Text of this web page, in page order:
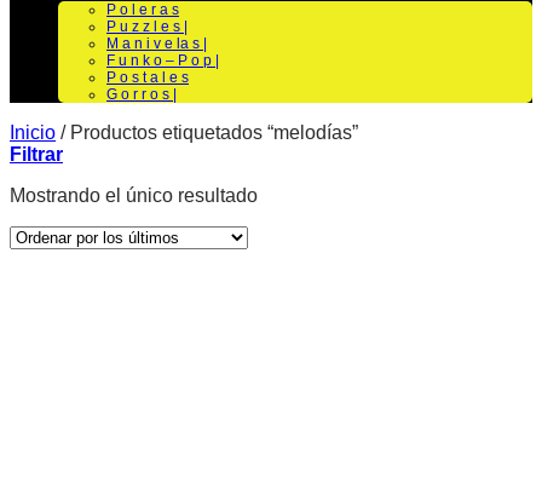
P o l e r a s
P u z z l e s |
M a n i v e la s |
F u n k o – P o p |
P o s t a l e s
G o r r o s |
Inicio /Productos etiquetados “melodías”
Filtrar
Mostrando el único resultado